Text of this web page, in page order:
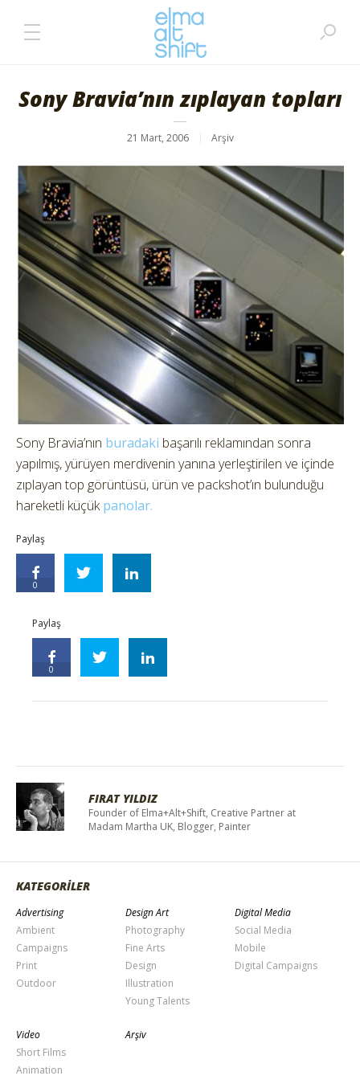
Sony Bravia’nın zıplayan topları
21 Mart, 2006 Arşiv
Sony Bravia’nın buradaki başarılı reklamından sonra
yapılmış, yürüyen merdivenin yanına yerleştirilen ve içinde
zıplayan top görüntüsü, ürün ve packshot’ın bulunduğu
hareketli küçükpanolar.
Paylaş
0
Paylaş
0
FIRAT YILDIZ
Founder of Elma+Alt+Shift, Creative Partner at
Madam Martha UK, Blogger, Painter
KATEGORİLER
Advertising
Ambient
Campaigns
Print
Outdoor
Design Art
Photography
Fine Arts
Design
Illustration
Young Talents
Digital Media
Social Media
Mobile
Digital Campaigns
Video
Short Films
Animation
Arşiv